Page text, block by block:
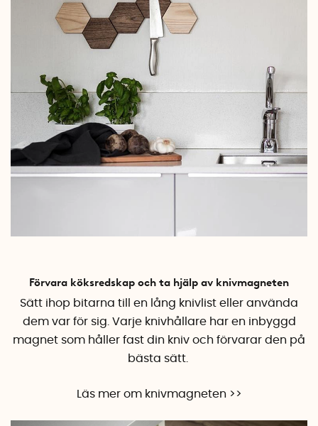
Förvara köksredskap och ta hjälp av knivmagneten
Sätt ihop bitarna till en lång knivlist eller använda
dem var för sig. Varje knivhållare har en inbyggd
magnet som håller fast din kniv och förvarar den på
bästa sätt.
Läs mer om knivmagneten >>